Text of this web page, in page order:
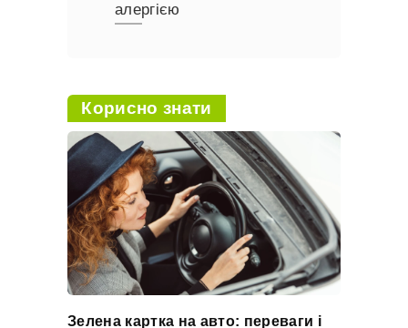
алергією
Корисно знати
Зелена картка на авто: переваги і